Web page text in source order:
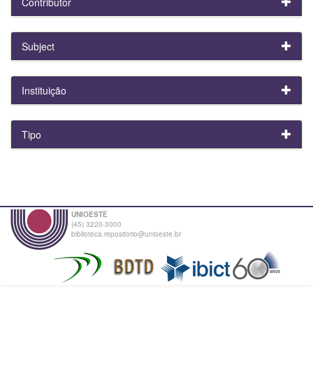
Subject
Instituição
Tipo
UNIOESTE
(45) 3220-3000
biblioteca.repositorio@unioeste.br